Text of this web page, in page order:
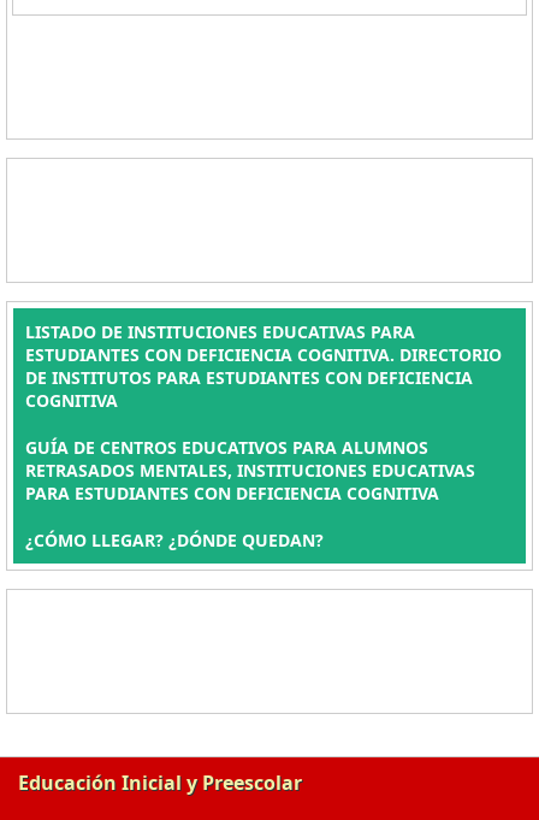
LISTADO DE INSTITUCIONES EDUCATIVAS PARA
ESTUDIANTES CON DEFICIENCIA COGNITIVA. DIRECTORIO
DE INSTITUTOS PARA ESTUDIANTES CON DEFICIENCIA
COGNITIVA
GUÍA DE CENTROS EDUCATIVOS PARA ALUMNOS
RETRASADOS MENTALES, INSTITUCIONES EDUCATIVAS
PARA ESTUDIANTES CON DEFICIENCIA COGNITIVA
¿CÓMO LLEGAR? ¿DÓNDE QUEDAN?
Educación Inicial y Preescolar